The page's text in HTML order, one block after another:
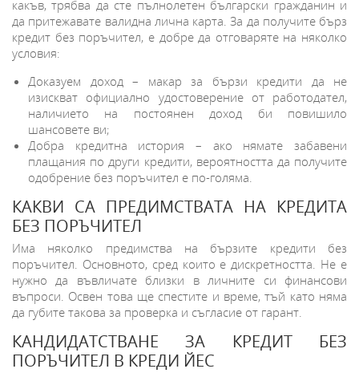
какъв, трябва да сте пълнолетен български гражданин и
да притежавате валидна лична карта. За да получите бърз
кредит без поръчител, е добре да отговаряте на няколко
условия:
Доказуем доход – макар за бързи кредити да не
изискват официално удостоверение от работодател,
наличието на постоянен доход би повишило
шансовете ви;
Добра кредитна история – ако нямате забавени
плащания по други кредити, вероятността да получите
одобрение без поръчител е по-голяма.
КАКВИ СА ПРЕДИМСТВАТА НА КРЕДИТА
БЕЗ ПОРЪЧИТЕЛ
Има няколко предимства на бързите кредити без
поръчител. Основното, сред които е дискретността. Не е
нужно да въвличате близки в личните си финансови
въпроси. Освен това ще спестите и време, тъй като няма
да губите такова за проверка и съгласие от гарант.
КАНДИДАТСТВАНЕ ЗА КРЕДИТ БЕЗ
ПОРЪЧИТЕЛ В КРЕДИ ЙЕС